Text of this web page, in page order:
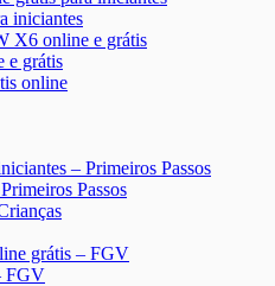
iniciantes
e grátis
Passos
FGV